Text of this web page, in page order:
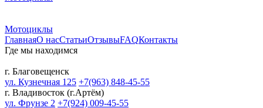
Мотоциклы
ГлавнаяО насСтатьиОтзывыFAQКонтакты
Где мы находимся
г. Благовещенск
ул. Кузнечная 125 +7(963) 848-45-55
г. Владивосток (г.Артём)
ул. Фрунзе 2 +7(924) 009-45-55